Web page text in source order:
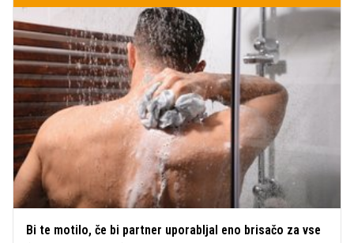
Bi te motilo, če bi partner uporabljal eno brisačo za vse